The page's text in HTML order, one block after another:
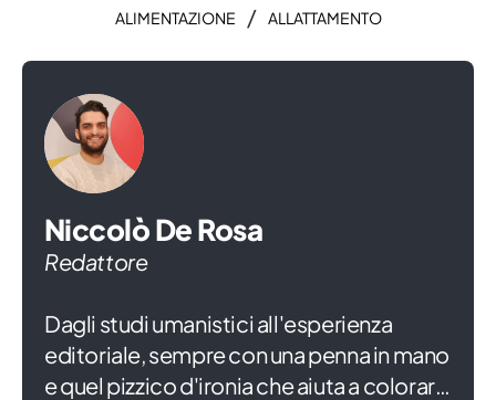
ALIMENTAZIONE / ALLATTAMENTO
Niccolò De Rosa
Redattore
Dagli studi umanistici all'esperienza
editoriale, sempre con una penna in mano
e quel pizzico d'ironia che aiuta a colorare